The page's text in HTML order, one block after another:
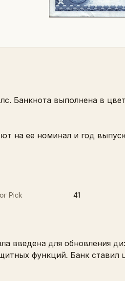
Банкнота выполнена в
на ее номинал и год
Pick 41
введена для обновления
функций. Банк ставил